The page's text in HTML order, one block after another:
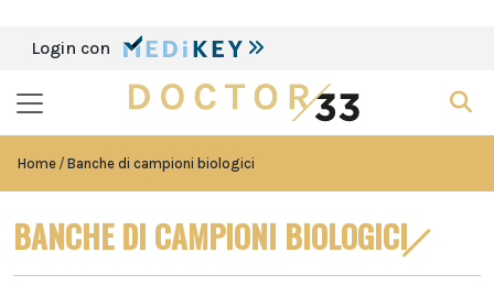
Login con
Home Banche di campioni biologici
BANCHE DI CAMPIONI BIOLOGICI